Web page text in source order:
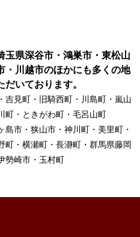
玉県深谷市・鴻巣市・東松山
・川越市のほかにも多くの地
いております。
吉見町・旧騎西町・川島町・嵐山
町・ときがわ町・毛呂山町
市・狭山市・神川町・美里町・
町・横瀬町・長瀞町・群馬県藤岡
勢崎市・玉村町